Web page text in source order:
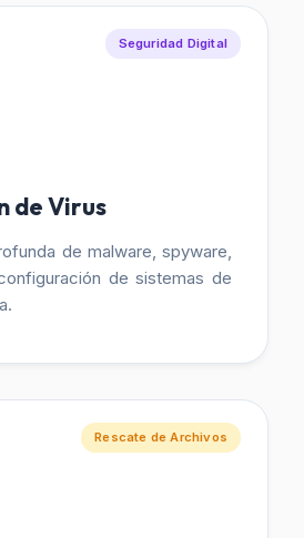
Seguridad Digital
de Virus
de malware, spyware,
de sistemas de
Rescate de Archivos